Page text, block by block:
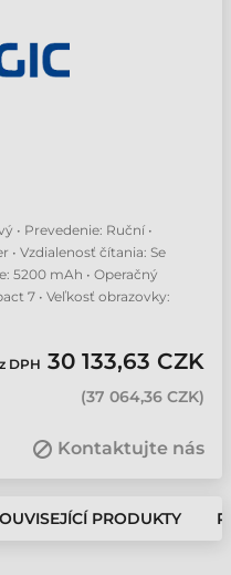
• Prevedenie: Ruční •
• Vzdialenosť čítania: Se
5200 mAh • Operačný
7 • Veľkosť obrazovky:
DPH 30 133,63 CZK
(37 064,36 CZK)
Kontaktujte nás
PRODUKTY